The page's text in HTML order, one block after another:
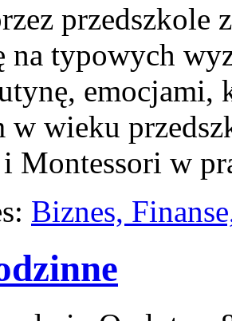
przedszkole
na typowych
emocjami,
w wieku
Montessori w
Biznes,